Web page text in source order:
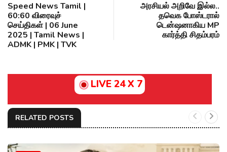
Speed News Tamil |
60:60 விரைவுச்
செய்திகள் | 06 June
2025 | Tamil News |
ADMK | PMK | TVK
அரசியல் அறிவே இல்ல..
தவெக போஸ்டரால்
டென்ஷனாகிய MP
கார்த்தி சிதம்பரம்
LIVE 24 X 7
RELATED POSTS